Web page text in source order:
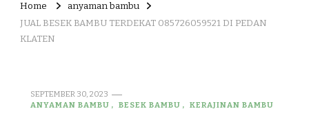
Home
anyaman bambu
JUAL BESEK BAMBU TERDEKAT 085726059521 DI PEDAN
KLATEN
SEPTEMBER 30, 2023
ANYAMAN BAMBU
BESEK BAMBU KERAJINAN BAMBU